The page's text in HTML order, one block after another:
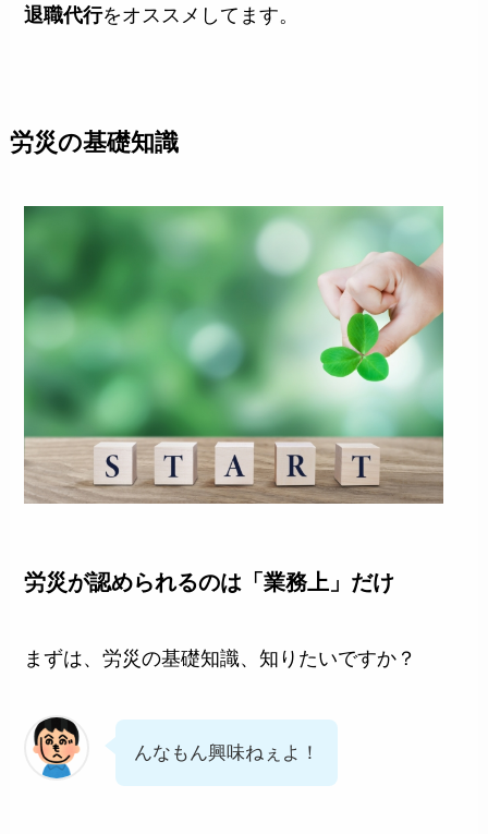
退職代行をオススメしてます。
労災の基礎知識
労災が認められるのは「業務上」だけ
まずは、労災の基礎知識、知りたいですか？
んなもん興味ねぇよ！